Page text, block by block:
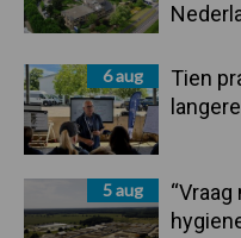
6 aug
Tien
5 aug